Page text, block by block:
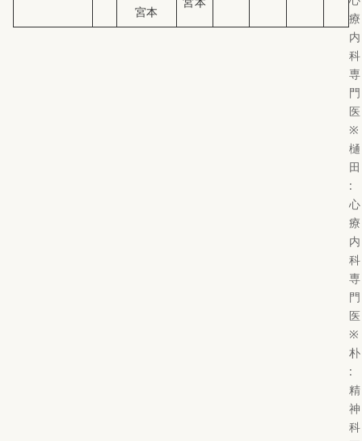
宮本
療
内
科
専
門
医
※
樋
田
:
心
療
内
科
専
門
医
※
朴
:
精
神
科